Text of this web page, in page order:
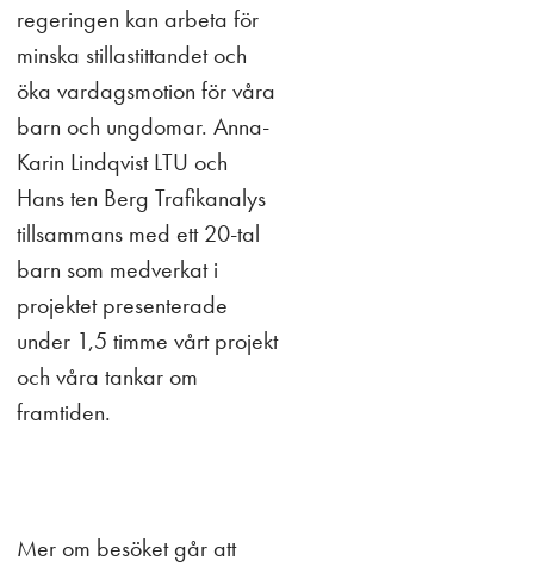
regeringen kan arbeta för
minska stillastittandet och
öka vardagsmotion för våra
barn och ungdomar. Anna-
Karin Lindqvist LTU och
Hans ten Berg Trafikanalys
tillsammans med ett 20-tal
barn som medverkat i
projektet presenterade
under 1,5 timme vårt projekt
och våra tankar om
framtiden.
Mer om besöket går att